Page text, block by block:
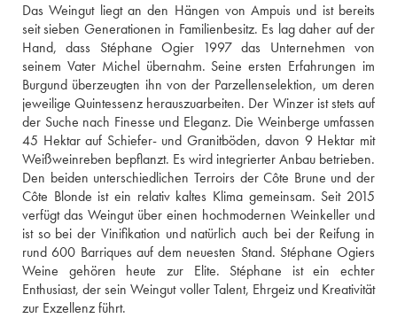
Das Weingut liegt an den Hängen von Ampuis und ist bereits
seit sieben Generationen in Familienbesitz. Es lag daher auf der
Hand, dass Stéphane Ogier 1997 das Unternehmen von
seinem Vater Michel übernahm. Seine ersten Erfahrungen im
Burgund überzeugten ihn von der Parzellenselektion, um deren
jeweilige Quintessenz herauszuarbeiten. Der Winzer ist stets auf
der Suche nach Finesse und Eleganz. Die Weinberge umfassen
45 Hektar auf Schiefer- und Granitböden, davon 9 Hektar mit
Weißweinreben bepflanzt. Es wird integrierter Anbau betrieben.
Den beiden unterschiedlichen Terroirs der Côte Brune und der
Côte Blonde ist ein relativ kaltes Klima gemeinsam. Seit 2015
verfügt das Weingut über einen hochmodernen Weinkeller und
ist so bei der Vinifikation und natürlich auch bei der Reifung in
rund 600 Barriques auf dem neuesten Stand. Stéphane Ogiers
Weine gehören heute zur Elite. Stéphane ist ein echter
Enthusiast, der sein Weingut voller Talent, Ehrgeiz und Kreativität
zur Exzellenz führt.